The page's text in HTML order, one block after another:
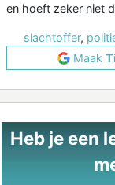
en hoeft zeker niet
slachtoffer,
Maak
Heb je een